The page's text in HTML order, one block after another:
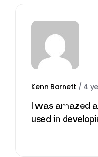
Kenn Barnett / 4
I was amazed
used in